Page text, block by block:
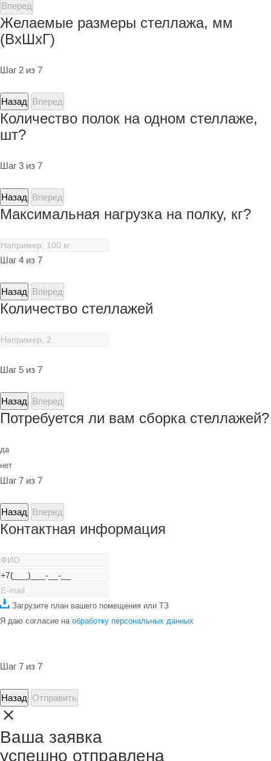
Вперед
Желаемые размеры стеллажа, мм
(ВхШхГ)
Шаг 2 из 7
Назад Вперед
Количество полок на одном стеллаже,
шт?
Шаг 3 из 7
Назад Вперед
Максимальная нагрузка на полку, кг?
Шаг 4 из 7
Назад Вперед
Количество стеллажей
Шаг 5 из 7
Назад Вперед
Потребуется ли вам сборка стеллажей?
да
нет
Шаг 7 из 7
Назад Вперед
Контактная информация
Загрузите план вашего помещения или ТЗ
Я даю согласие на обработку персональных данных
Шаг 7 из 7
Назад Отправить
Ваша заявка
успешно отправлена